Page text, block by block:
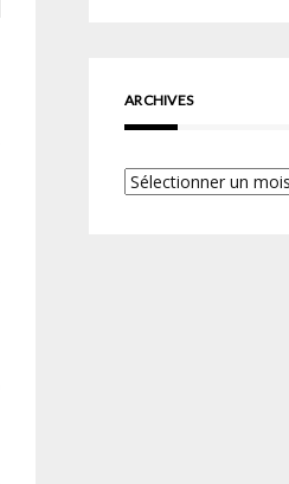
ARCHIVES
Archives